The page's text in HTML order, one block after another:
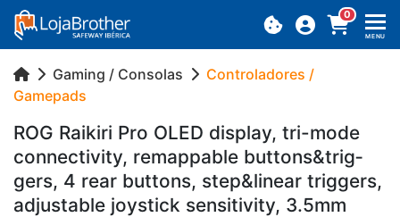
0
MENU
Gaming / Consolas
Controladores /
Gamepads
ROG Rai­kiri Pro OLED dis­play, tri-mode
con­nec­ti­vity, re­map­pable but­tons&trig­
gers, 4 rear but­tons, step&li­near trig­gers,
ad­jus­table joys­tick sen­si­ti­vity, 3.5mm